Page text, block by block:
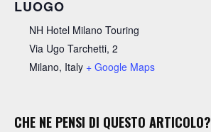
LUOGO
NH Hotel Milano Touring
Via Ugo Tarchetti, 2
Milano, Italy + Google Maps
CHE NE PENSI DI QUESTO ARTICOLO?